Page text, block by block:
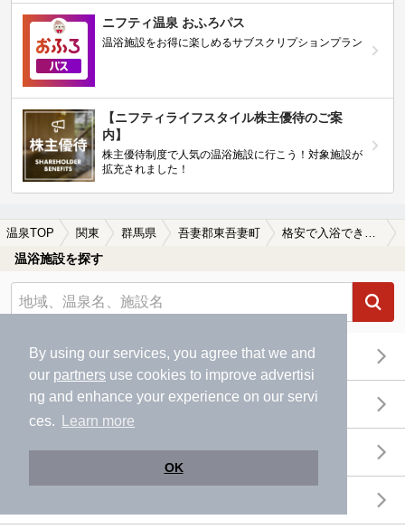
By using our services, you agree that we and
our partners use cookies to improve advertisi
ng and enhance your experience on our servi
ces.
Learn more
OK
ニフティ温泉 おふろパス
温浴施設をお得に楽しめるサブスクリプションプラン
【ニフティライフスタイル株主優待のご案
内】
株主優待制度で人気の温浴施設に行こう！対象施設が
拡充されました！
温泉TOP 関東 群馬県 吾妻郡東吾妻町
温浴施設を探す
エリアから探す
地図から探す
特徴から探す